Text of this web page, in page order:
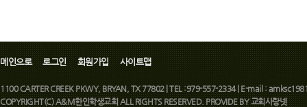
메인으로 로그인 회원가입 사이트맵
1100 CARTER CREEK PKWY, BRYAN, TX 77802 | TEL :979-557-2334 | E-mail :
COPYRIGHT(C) A&M한인학생교회 ALL RIGHTS RESERVED. PROVIDE BY교회사랑넷